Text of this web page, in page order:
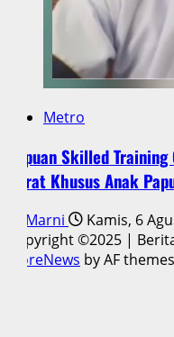
Metro
Papuan Skilled
Berat Khusus Anak
Marni
Kamis, 6
Copyright ©2025 |
MoreNews by AF